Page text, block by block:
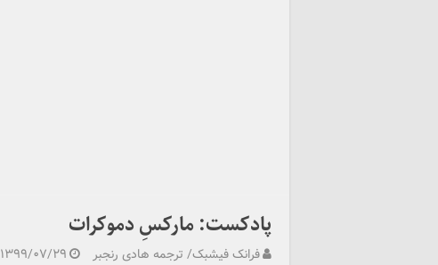
پادکست: مارکسِ دموکرات
فرانک فیشبک/ ترجمه هادی رنجبر ۱۳۹۹/۰۷/۲۹